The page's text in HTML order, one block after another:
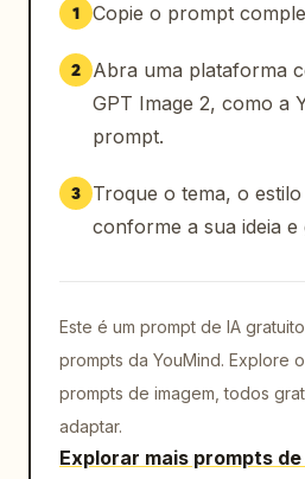
1 Copie o prompt
2
Abra uma plataforma
GPT Image 2, como a
prompt.
3
Troque o tema, o
conforme a sua ideia e
Este é um prompt de IA
prompts da YouMind. Explore
prompts de imagem, todos
adaptar.
Explorar mais prompts de